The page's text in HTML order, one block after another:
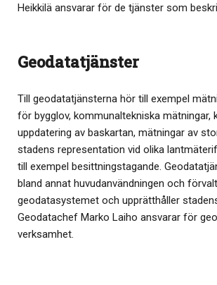
Heikkilä ansvarar för de tjänster som
Geodatatjänster
Till geodatatjänsterna hör till exempel
för bygglov, kommunaltekniska mätningar,
uppdatering av baskartan, mätningar av
stadens representation vid olika
till exempel besittningstagande.
bland annat huvudanvändningen och
geodatasystemet och upprätthåller
Geodatachef Marko Laiho ansvarar för
verksamhet.